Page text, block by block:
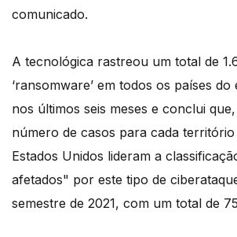
comunicado.
A tecnológica rastreou um total de
‘ransomware’ em todos os países do
nos últimos seis meses e conclui
número de casos para cada território
Estados Unidos lideram a
afetados" por este tipo de
semestre de 2021, com um total de